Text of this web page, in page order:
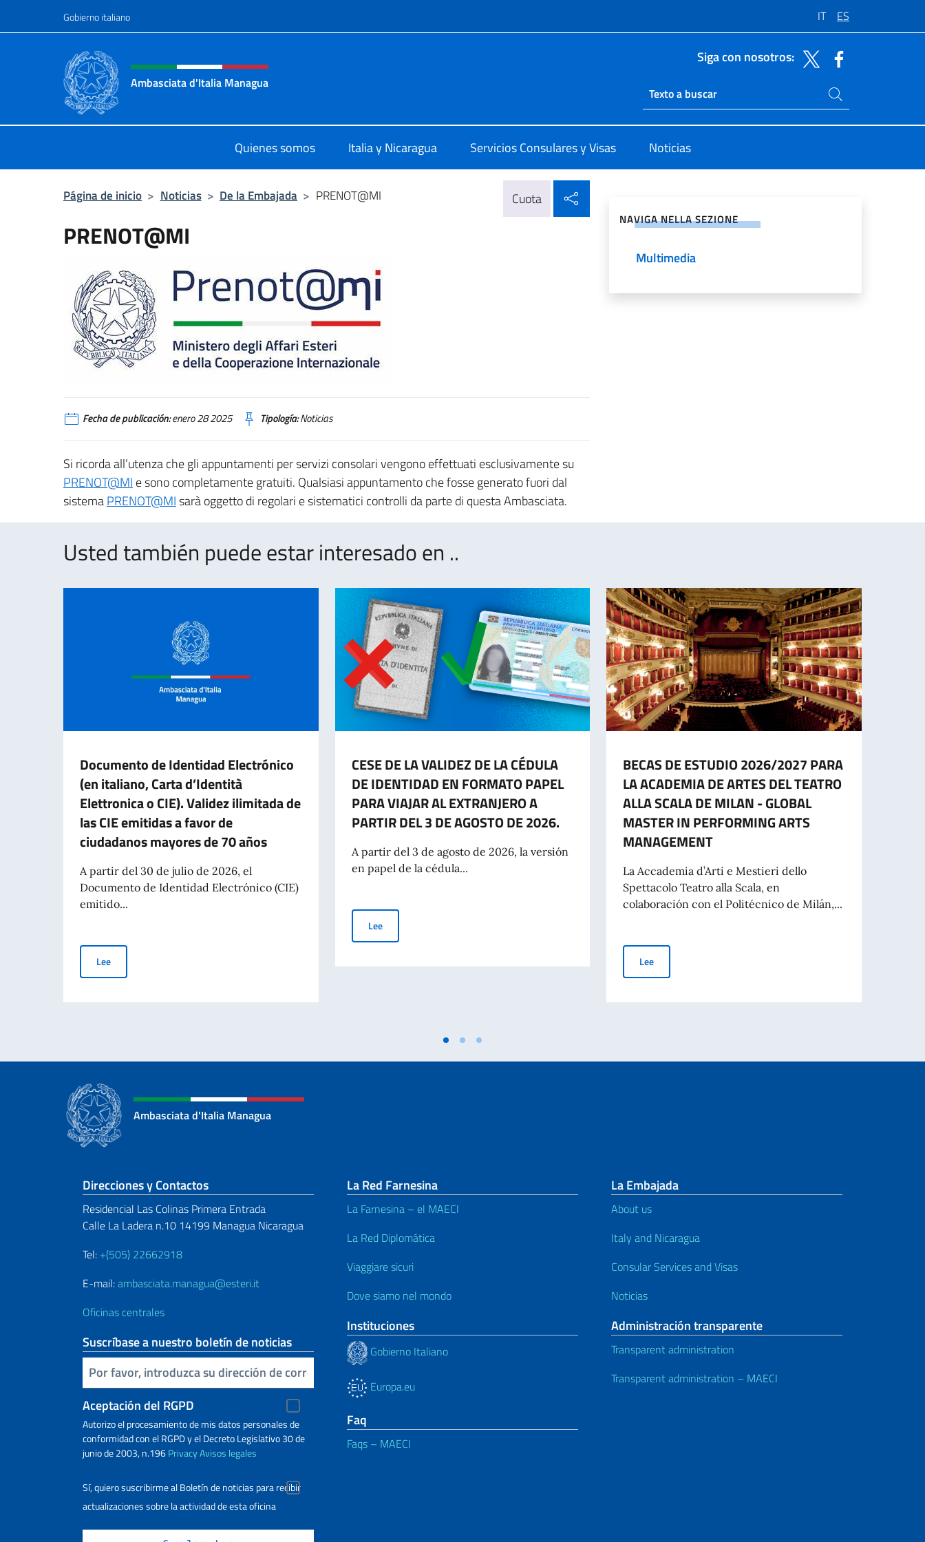
Gobierno italiano IT ES
Encabezado del sitio web, redes sociales y menú
Ambasciata d'Italia Managua
Siga con nosotros:
Ricerca sito live
Buscar en el sitio
Quienes somos Italia y Nicaragua Servicios Consulares y Visas Noticias
Página de inicio > Noticias > De la Embajada > PRENOT@MI Cuota
PRENOT@MI
Fecha de publicación:enero 28 2025 Tipología:Noticias
Si ricorda all’utenza che gli appuntamenti per servizi consolari vengono effettuati esclusivamente su
PRENOT@MI e sono completamente gratuiti. Qualsiasi appuntamento che fosse generato fuori dal
sistemaPRENOT@MIsarà oggetto di regolari e sistematici controlli da parte di questa Ambasciata.
NAVIGA NELLA SEZIONE
Multimedia
Usted también puede estar interesado en ..
Documento de Identidad Electrónico
(en italiano, Carta d’Identità
Elettronica o CIE). Validez ilimitada de
las CIE emitidas a favor de
ciudadanos mayores de 70 años
A partir del 30 de julio de 2026, el
Documento de Identidad Electrónico (CIE)
emitido...
LeeDocumento de Identidad Electrónico (en italiano, Carta d’Identità Elettronica o CIE). Validez ilimitada de las CIE emitidas a favor de ciudadanos mayores de 70 años
CESE DE LA VALIDEZ DE LA CÉDULA
DE IDENTIDAD EN FORMATO PAPEL
PARA VIAJAR AL EXTRANJERO A
PARTIR DEL 3 DE AGOSTO DE 2026.
A partir del 3 de agosto de 2026, la versión
en papel de la cédula...
LeeCESE DE LA VALIDEZ DE LA CÉDULA DE IDENTIDAD EN FORMATO PAPEL PARA VIAJAR AL EXTRANJERO A PARTIR DEL 3 DE
BECAS DE ESTUDIO 2026/2027 PARA
LA ACADEMIA DE ARTES DEL TEATRO
ALLA SCALA DE MILAN - GLOBAL
MASTER IN PERFORMING ARTS
MANAGEMENT
La Accademia d’Arti e Mestieri dello
Spettacolo Teatro alla Scala, en
colaboración con el Politécnico de Milán,...
LeeBECAS DE ESTUDIO 2026/2027 PARA LA ACADEMIA DE ARTES
Ambasciata d'Italia Managua
Sezione footer
Direcciones y Contactos
Residencial Las Colinas Primera Entrada
Calle La Ladera n.10 14199 Managua Nicaragua
Tel: +(505) 22662918
E-mail:ambasciata.managua@esteri.it
Oficinas centrales
Suscríbase a nuestro boletín de noticias
Inserta tu correo electronico
Aceptación del RGPD
Autorizo ​​el procesamiento de mis datos personales de
conformidad con el RGPD y el Decreto Legislativo 30 de
junio de 2003, n.196PrivacyAvisos legales
Sí, quiero suscribirme al Boletín de noticias para recibir
actualizaciones sobre la actividad de esta oficina
La Red Farnesina
La Farnesina – el MAECI
La Red Diplomática
Viaggiare sicuri
Dove siamo nel mondo
Instituciones
Gobierno Italiano
Europa.eu
Faq
Faqs – MAECI
La Embajada
About us
Italy and Nicaragua
Consular Services and Visas
Noticias
Administración transparente
Transparent administration
Transparent administration – MAECI